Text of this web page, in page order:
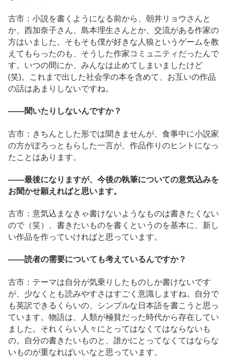
古市：小説を書くようになる前から、朝井リョウさんと
か、西加奈子さん、島本理生さんとか、交流がある作家の
方はいました。そもそも僕が好きな人狼というゲームを教
えてもらったのも、そうした作家コミュニティだったんで
す。いつの間にか、みんなは止めてしまいましたけど
(笑)。これまで出した社会学の本を含めて、お互いの作品
の話はあまりしないですね。
――聞いたりしないんですか？
古市：きちんとした形では聞きませんが、食事中に小説家
の方がぽろっともらした一言が、作品作りのヒントになっ
たことはあります。
――最後になりますが、今後の執筆についての意気込みを
お聞かせ願えればと思います。
古市：意気込まなきゃ書けないようなものは書きたくない
ので（笑）、書きたいものを書くというのを基本に、新し
い作品を作っていければと思っています。
――読者の需要についても考えているんですか？
古市：テーマは自分が気乗りしたものしか書けないです
が、少なくとも読みやすさはすごく意識しますね。自分で
も英訳できるくらいの、シンプルな日本語を書こうと思っ
ています。物語は、人類が極貧だった時代から存在してい
ました。それくらい人々にとってはなくてはならないも
の。自分の書きたいものと、誰かにとってなくてはならな
いものが重なればいいなと思っています。